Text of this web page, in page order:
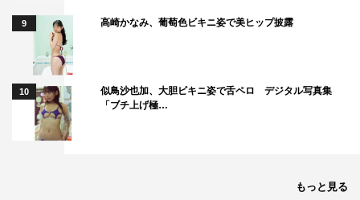
9 高崎かなみ、葡萄色ビキニ姿で美ヒップ披露
10
似鳥沙也加、大胆ビキニ姿で舌ペロ デジタル写真集
「ブチ上げ極…
もっと見る